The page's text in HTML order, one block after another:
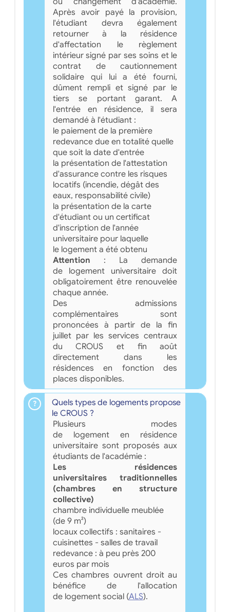
Après avoir payé la provision,
l'étudiant devra également
retourner à la résidence
d'affectation le règlement
intérieur signé par ses soins et le
contrat de cautionnement
solidaire qui lui a été fourni,
dûment rempli et signé par le
tiers se portant garant. A
l'entrée en résidence, il sera
demandé à l'étudiant :
le paiement de la première
redevance due en totalité quelle
que soit la date d'entrée
la présentation de l'attestation
d'assurance contre les risques
locatifs (incendie, dégât des
eaux, responsabilité civile)
la présentation de la carte
d'étudiant ou un certificat
d'inscription de l'année
universitaire pour laquelle
le logement a été obtenu
Attention : La demande
de logement universitaire doit
obligatoirement être renouvelée
chaque année.
Des admissions
complémentaires sont
prononcées à partir de la fin
juillet par les services centraux
du CROUS et fin août
directement dans les
résidences en fonction des
places disponibles.
Quels types de logements propose
le CROUS ?
Plusieurs modes
de logement en résidence
universitaire sont proposés aux
étudiants de l'académie :
Les résidences
universitaires traditionnelles
(chambres en structure
collective)
chambre individuelle meublée
(de 9 m²)
locaux collectifs : sanitaires -
cuisinettes - salles de travail
redevance : à peu près 200
euros par mois
Ces chambres ouvrent droit au
bénéfice de l'allocation
de logement social (ALS).